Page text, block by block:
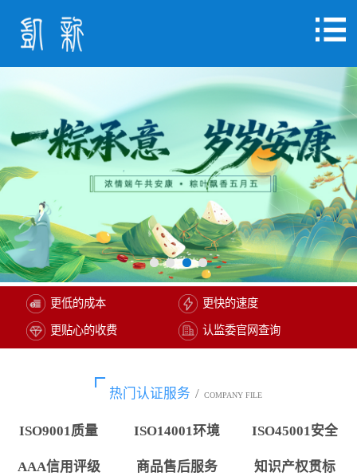
更低的成本 更快的速度
更贴心的收费 认监委官网查询
热门认证服务 / COMPANY FILE
ISO9001质量 ISO14001环境 ISO45001安全
AAA信用评级 商品售后服务 知识产权贯标